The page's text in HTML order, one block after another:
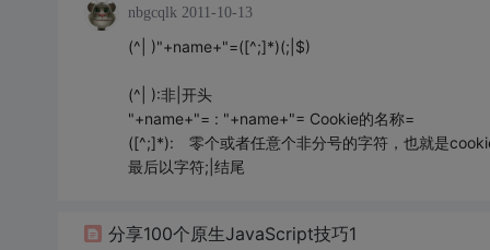
nbgcqlk 2011-10-13
(^| )"+name+"=([^;]*)(;|$)
(^| ):非|开头
"+name+"= : "+name+"= Cookie的名称=
([^;]*): 零个或者任意个非分号的字符，也就是
最后以字符;|结尾
分享100个原生JavaScript技巧1